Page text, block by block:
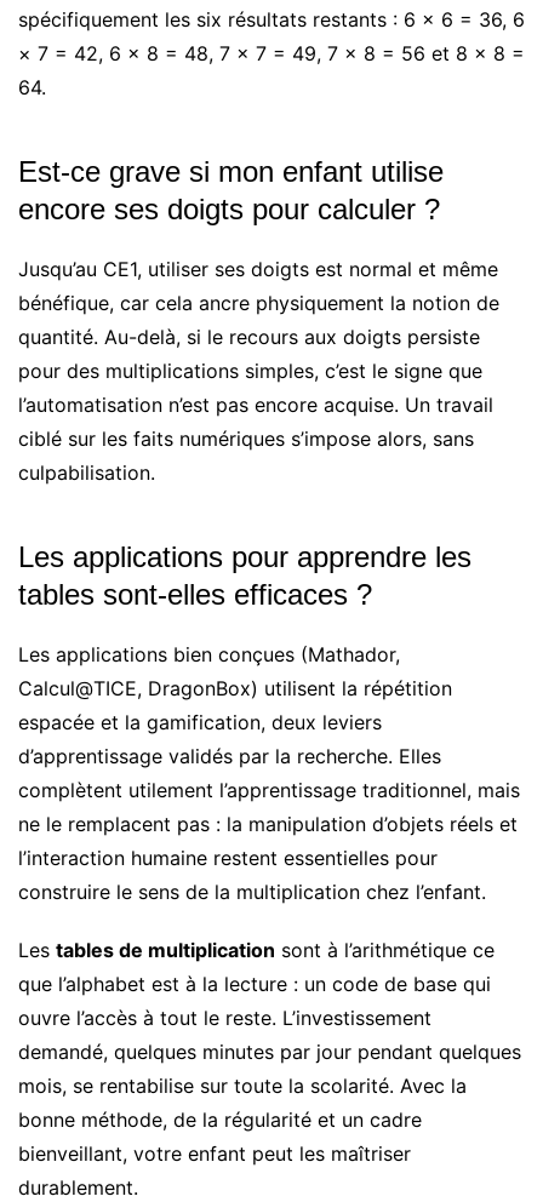
spécifiquement les six résultats restants : 6 × 6 = 36, 6
× 7 = 42, 6 × 8 = 48, 7 × 7 = 49, 7 × 8 = 56 et 8 × 8 =
64.
Est-ce grave si mon enfant utilise
encore ses doigts pour calculer ?
Jusqu’au CE1, utiliser ses doigts est normal et même
bénéfique, car cela ancre physiquement la notion de
quantité. Au-delà, si le recours aux doigts persiste
pour des multiplications simples, c’est le signe que
l’automatisation n’est pas encore acquise. Un travail
ciblé sur les faits numériques s’impose alors, sans
culpabilisation.
Les applications pour apprendre les
tables sont-elles efficaces ?
Les applications bien conçues (Mathador,
Calcul@TICE, DragonBox) utilisent la répétition
espacée et la gamification, deux leviers
d’apprentissage validés par la recherche. Elles
complètent utilement l’apprentissage traditionnel, mais
ne le remplacent pas : la manipulation d’objets réels et
l’interaction humaine restent essentielles pour
construire le sens de la multiplication chez l’enfant.
Les tables de multiplication sont à l’arithmétique ce
que l’alphabet est à la lecture : un code de base qui
ouvre l’accès à tout le reste. L’investissement
demandé, quelques minutes par jour pendant quelques
mois, se rentabilise sur toute la scolarité. Avec la
bonne méthode, de la régularité et un cadre
bienveillant, votre enfant peut les maîtriser
durablement.